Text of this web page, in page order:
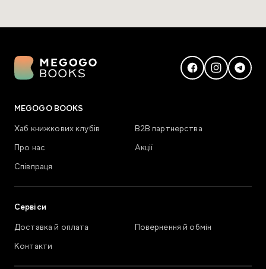
MEGOGO BOOKS
Хаб книжкових клубів
В2В партнерства
Про нас
Акції
Співпраця
Сервіси
Доставка й оплата
Повернення й обмін
Контакти